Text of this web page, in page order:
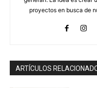
proyectos en busca de
ARTÍCULOS